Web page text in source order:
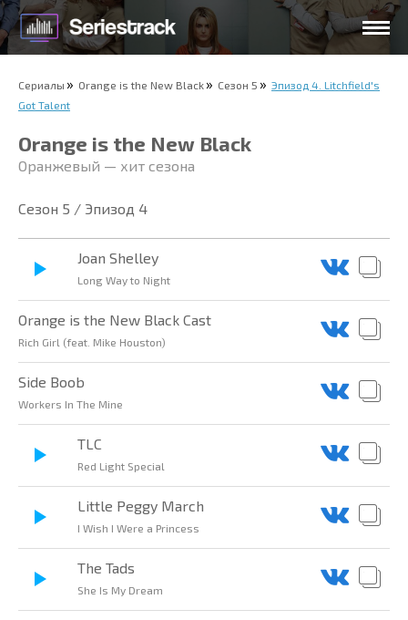
Сериалы Orange is the New Black Сезон 5
Эпизод 4. Litchfield's
Got Talent
Orange is the New Black
Оранжевый — хит сезона
Сезон 5 / Эпизод 4
Joan Shelley
Long Way to Night
Orange is the New Black Cast
Rich Girl (feat. Mike Houston)
Side Boob
Workers In The Mine
TLC
Red Light Special
Little Peggy March
I Wish I Were a Princess
The Tads
She Is My Dream